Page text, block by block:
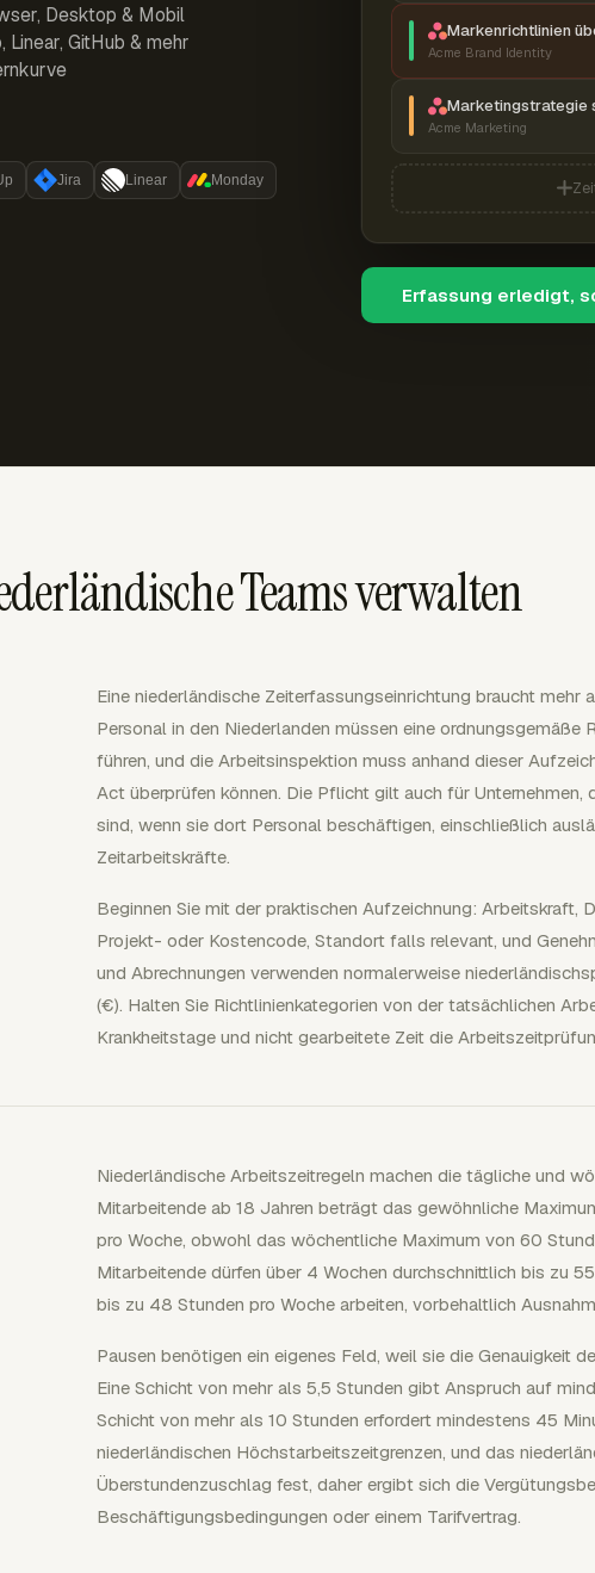
Desktop & Mobil
Linear, GitHub & mehr
Jira Linear Monday
Markenrichtlinien
Acme Brand Identity
Marketingstrategie
Acme Marketing
Erfassung erledigt,
Teams verwalten
Eine niederländische Zeiterfassungseinrichtung braucht mehr
Personal in den Niederlanden müssen eine
führen, und die Arbeitsinspektion muss anhand dieser
Act überprüfen können. Die Pflicht gilt auch für
sind, wenn sie dort Personal beschäftigen, einschließlich
Zeitarbeitskräfte.
Beginnen Sie mit der praktischen Aufzeichnung: Arbeitskraft,
Projekt- oder Kostencode, Standort falls relevant, und
und Abrechnungen verwenden normalerweise
(€). Halten Sie Richtlinienkategorien von der tatsächlichen
Krankheitstage und nicht gearbeitete Zeit die
Niederländische Arbeitszeitregeln machen die tägliche und
Mitarbeitende ab 18 Jahren beträgt das gewöhnliche
pro Woche, obwohl das wöchentliche Maximum von 60
Mitarbeitende dürfen über 4 Wochen durchschnittlich bis zu
bis zu 48 Stunden pro Woche arbeiten, vorbehaltlich
Pausen benötigen ein eigenes Feld, weil sie die Genauigkeit
Eine Schicht von mehr als 5,5 Stunden gibt Anspruch auf
Schicht von mehr als 10 Stunden erfordert mindestens 45
niederländischen Höchstarbeitszeitgrenzen, und das
Überstundenzuschlag fest, daher ergibt sich die
Beschäftigungsbedingungen oder einem Tarifvertrag.